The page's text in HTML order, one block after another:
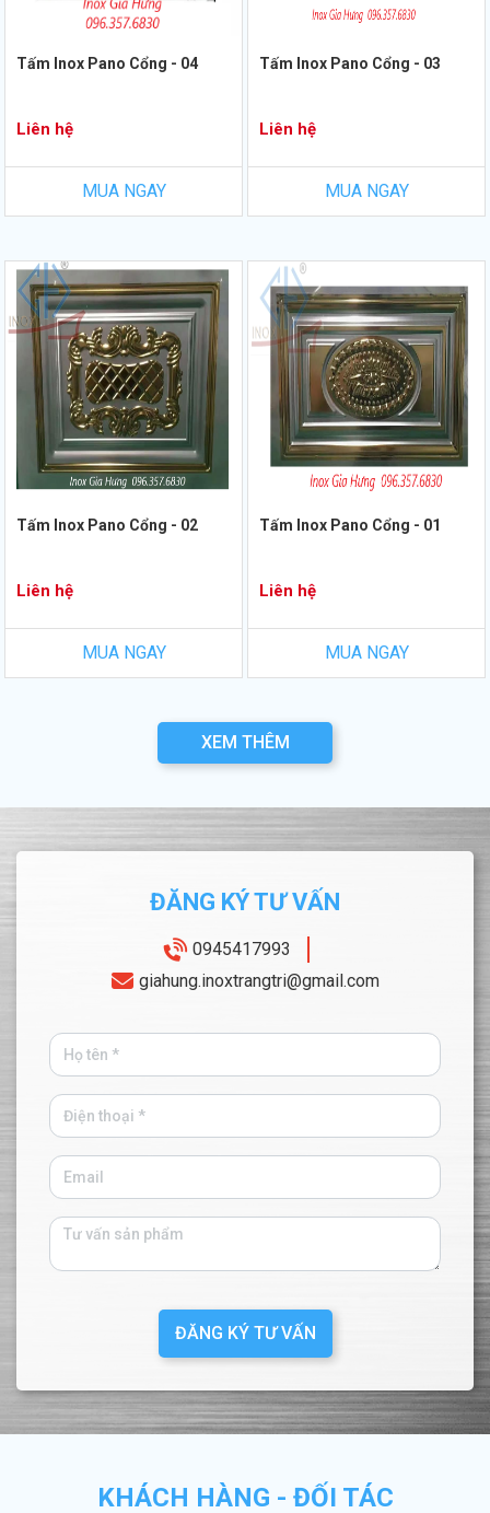
Tấm Inox Pano Cổng - 04
Liên hệ
MUA NGAY
Tấm Inox Pano Cổng - 03
Liên hệ
MUA NGAY
Tấm Inox Pano Cổng - 02
Liên hệ
MUA NGAY
Tấm Inox Pano Cổng - 01
Liên hệ
MUA NGAY
XEM THÊM
ĐĂNG KÝ TƯ VẤN
0945417993
giahung.inoxtrangtri@gmail.com
ĐĂNG KÝ TƯ VẤN
KHÁCH HÀNG - ĐỐI TÁC